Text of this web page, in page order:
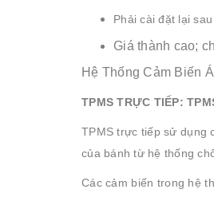
Phải cài đặt lại
Giá thành cao;
Hệ Thống Cảm Biến
TPMS TRỰC TIẾP:
TPMS trực tiếp sử dụng
của bánh từ hệ thống
Các cảm biến trong hệ